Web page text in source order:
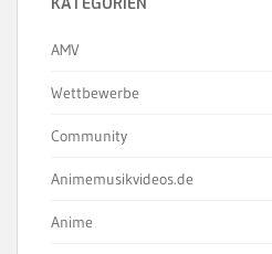
AMV
Wettbewerbe
Community
Animemusikvideos.de
Anime